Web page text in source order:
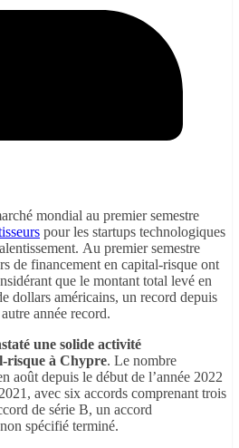
mondial au premier semestre
pour les startups technologiques
Au premier semestre
de financement en capital-risque ont
que le montant total levé en
dollars américains, un record depuis
année record.
une solide activité
risque à Chypre. Le nombre
août depuis le début de l’année 2022
avec six accords comprenant trois
de série B, un accord
spécifié terminé.